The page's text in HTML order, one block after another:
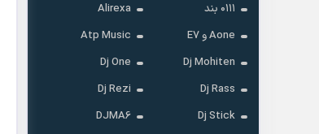
۰۱۱۱ بند
Alirexa
Aone و E7
Atp Music
Dj Mohiten
Dj One
Dj Rass
Dj Rezi
Dj Stick
DJMA6